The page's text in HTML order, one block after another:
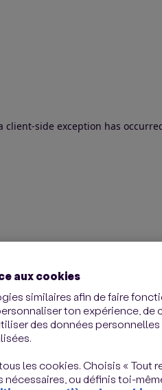
client-side exception has
aux cookies
similaires afin de faire
ton expérience, de
des données personnelles
les cookies. Choisis « Tout
ou définis toi-